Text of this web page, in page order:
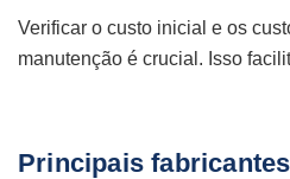
Verificar o custo inicial e os
manutenção é crucial. Isso
Principais